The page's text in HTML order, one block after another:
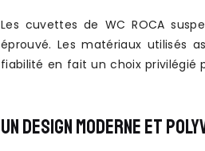
Les cuvettes de WC ROCA
éprouvé. Les matériaux utilisés
fiabilité en fait un choix privilégié
UN DESIGN MODERNE ET